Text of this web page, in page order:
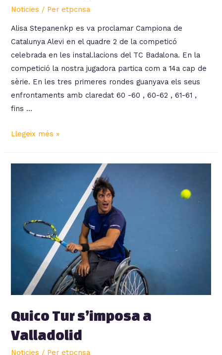
Noticies / Per etpcnsa
Alisa Stepanenkp es va proclamar Campiona de
Catalunya Alevi en el quadre 2 de la competicó
celebrada en les instal.lacions del TC Badalona. En la
competició la nostra jugadora partica com a 14a cap de
sèrie. En les tres primeres rondes guanyava els seus
enfrontaments amb claredat 60 -60 , 60-62 , 61-61 ,
fins …
Alisa
Llegeix més »
Quico Tur s’imposa a
Valladolid
Noticies / Per etpcnsa